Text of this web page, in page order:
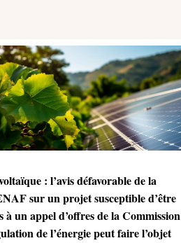
: l’avis défavorable de la
sur un projet susceptible d’être
à un appel d’offres de la Commission
de l’énergie peut faire l’objet